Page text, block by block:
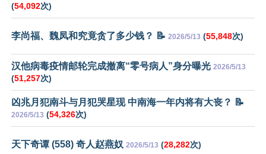
(54,092次)
李尚福、魏凤和究竟贪了多少钱？ 📝 2026/5/13 (55,848次)
汉他病毒疫情邮轮完成撤离“零号病人”身分曝光 2026/5/13
(51,257次)
凶兆月犯南斗与月犯哭星现 中南海一年内将有大丧？ 📝
2026/5/13 (54,326次)
天下奇谭 (558) 奇人赵燕奴 2026/5/13 (28,282次)